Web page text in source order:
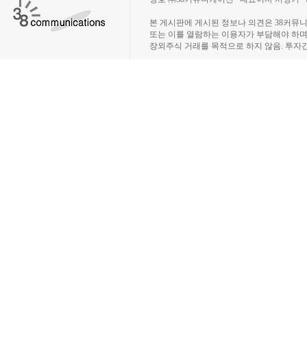
본 게시판에 게시된 정보나 의견은 38커뮤
또는 이를 열람하는 이용자가 부담해야 하
장외주식 거래를 목적으로 하지 않음. 투